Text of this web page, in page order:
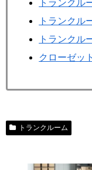
トランクル
トランクル
トランクル
クローゼッ
トランクルーム